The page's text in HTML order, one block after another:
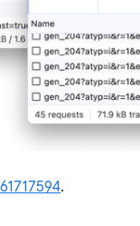
.